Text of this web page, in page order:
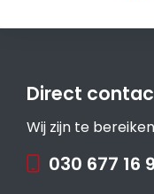
Direct
Wij zijn te
030 677 16